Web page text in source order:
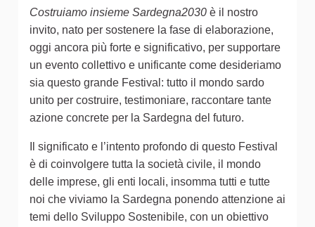
Costruiamo insieme Sardegna2030 è il nostro
invito, nato per sostenere la fase di elaborazione,
oggi ancora più forte e significativo, per supportare
un evento collettivo e unificante come desideriamo
sia questo grande Festival: tutto il mondo sardo
unito per costruire, testimoniare, raccontare tante
azione concrete per la Sardegna del futuro.
Il significato e l’intento profondo di questo Festival
è di coinvolgere tutta la società civile, il mondo
delle imprese, gli enti locali, insomma tutti e tutte
noi che viviamo la Sardegna ponendo attenzione ai
temi dello Sviluppo Sostenibile, con un obiettivo